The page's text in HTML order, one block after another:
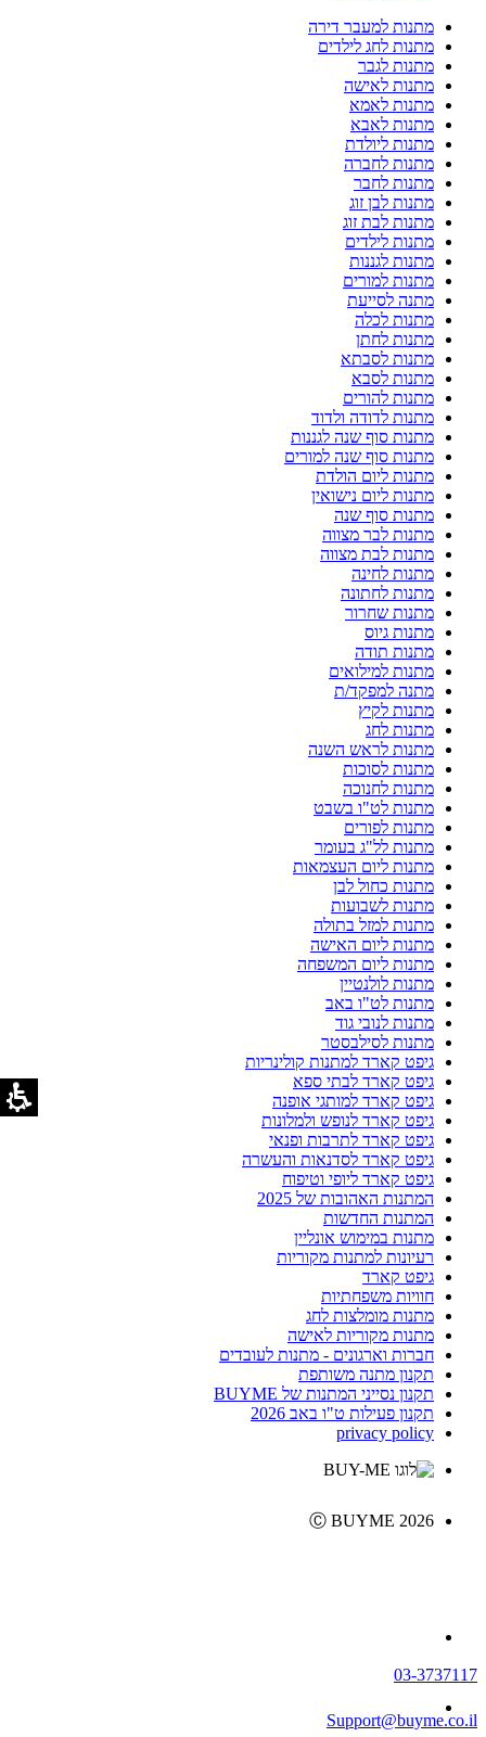
מתנות למעבר דירה
מתנות לחג לילדים
מתנות לגבר
מתנות לאישה
מתנות לאמא
מתנות לאבא
מתנות ליולדת
מתנות לחברה
מתנות לחבר
מתנות לבן זוג
מתנות לבת זוג
מתנות לילדים
מתנות לגננות
מתנות למורים
מתנה לסייעת
מתנות לכלה
מתנות לחתן
מתנות לסבתא
מתנות לסבא
מתנות להורים
מתנות לדודה ולדוד
מתנות סוף שנה לגננות
מתנות סוף שנה למורים
מתנות ליום הולדת
מתנות ליום נישואין
מתנות סוף שנה
מתנות לבר מצווה
מתנות לבת מצווה
מתנות לחינה
מתנות לחתונה
מתנות שחרור
מתנות גיוס
מתנות תודה
מתנות למילואים
מתנה למפקד/ת
מתנות לקיץ
מתנות לחג
מתנות לראש השנה
מתנות לסוכות
מתנות לחנוכה
מתנות לט"ו בשבט
מתנות לפורים
מתנות לל"ג בעומר
מתנות ליום העצמאות
מתנות כחול לבן
מתנות לשבועות
מתנות למזל בתולה
מתנות ליום האישה
מתנות ליום המשפחה
מתנות לולנטיין
מתנות לט"ו באב
מתנות לנובי גוד
מתנות לסילבסטר
גיפט קארד למתנות קולינריות
גיפט קארד לבתי ספא
גיפט קארד למותגי אופנה
גיפט קארד לנופש ולמלונות
גיפט קארד לתרבות ופנאי
גיפט קארד לסדנאות והעשרה
גיפט קארד ליופי וטיפוח
המתנות האהובות של 2025
המתנות החדשות
מתנות במימוש אונליין
רעיונות למתנות מקוריות
גיפט קארד
חוויות משפחתיות
מתנות מומלצות לחג
מתנות מקוריות לאישה
חברות וארגונים - מתנות לעובדים
תקנון מתנה משותפת
תקנון נסייני המתנות של BUYME
תקנון פעילות ט"ו באב 2026
privacy policy
Ⓒ BUYME 2026
03-3737117
Support@buyme.co.il